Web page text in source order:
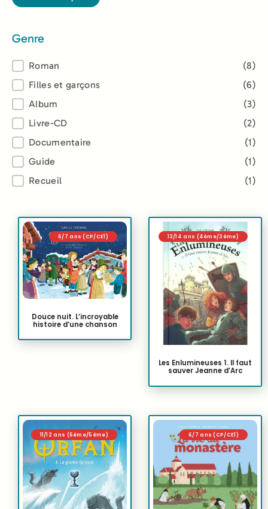
Genre
GenreRoman
(8)
Filles et garçons
(6)
Album
(3)
Livre-CD
(2)
Documentaire
(1)
Guide
(1)
Recueil
(1)
6/7 ans (CP/CE1)
Douce nuit. L’incroyable
histoire d’une chanson
13/14 ans (4ème/3ème)
Les Enlumineuses 1. Il faut
sauver Jeanne d’Arc
11/12 ans (6ème/5ème) 6/7 ans (CP/CE1)